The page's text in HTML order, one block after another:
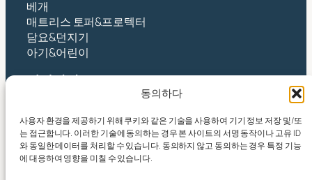
동의하다
사용자 환경을 제공하기 위해 쿠키와 같은 기술을 사용하여 기기 정보 저장 및/또
는 접근합니다. 이러한 기술에 동의하는 경우 본 사이트의 서명 동작이나 고유 ID
와 동일한 데이터를 처리할 수 있습니다. 동의하지 않고 동의하는 경우 특정 기능
에 대응하여 영향을 미칠 수 있습니다.
베개
매트리스 토퍼&프로텍터
담요&던지기
아기&어린이
연락하다
주소:NO.490 TANGZHISHA ROAD, XINJIE STREET,
XIAOSHAN DISTRICT, HANGZHOU CITY, ZHEJIANG
PR CHINA